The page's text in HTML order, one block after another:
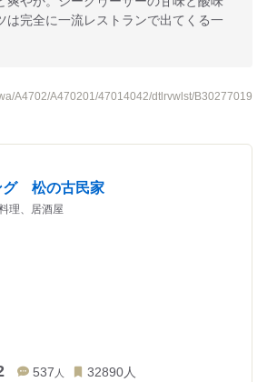
は完全に一流レストランで出てくる一
A4702/A470201/47014042/dtlrvwlst/B30277019
グ 松の古民家
理、居酒屋
537 人 32890人